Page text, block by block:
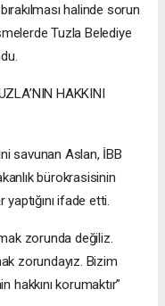
halinde sorun
Tuzla Belediye
HAKKINI
savunan Aslan, İBB
bürokrasisinin
ifade etti.
zorunda değiliz.
zorundayız. Bizim
korumaktır”